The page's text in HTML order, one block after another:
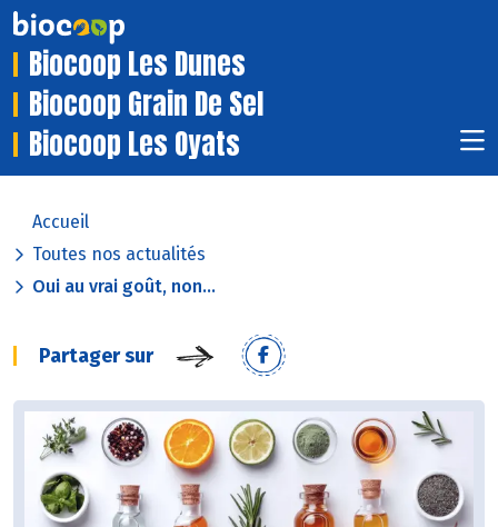
Biocoop Les Dunes
Biocoop Grain De Sel
Biocoop Les Oyats
Accueil
Toutes nos actualités
Oui au vrai goût, non...
Partager sur